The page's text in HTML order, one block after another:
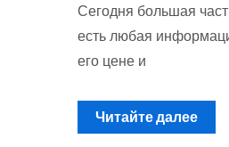
Сегодня большая
есть любая
его цене и
Читайте далее